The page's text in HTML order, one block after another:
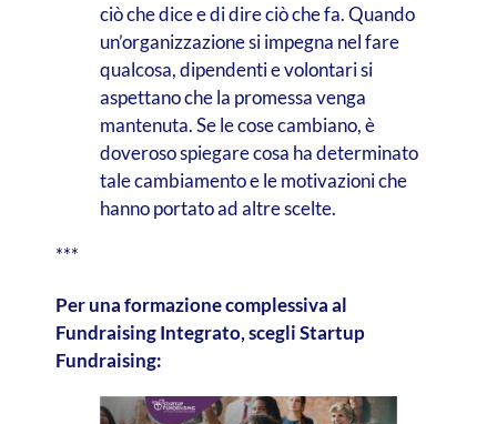
ciò che dice e di dire ciò che fa. Quando
un’organizzazione si impegna nel fare
qualcosa, dipendenti e volontari si
aspettano che la promessa venga
mantenuta. Se le cose cambiano, è
doveroso spiegare cosa ha determinato
tale cambiamento e le motivazioni che
hanno portato ad altre scelte.
***
Per una formazione complessiva al
Fundraising Integrato, scegli Startup
Fundraising: